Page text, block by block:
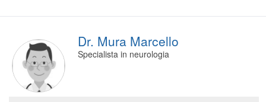
Per gli specialisti
Prenotazioni online
Planner e rubrica in cloud
Dr. Mura Marcello
Specialista in neurologia